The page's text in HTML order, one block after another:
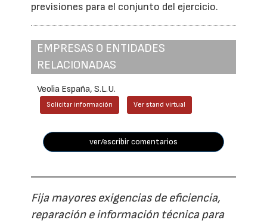
previsiones para el conjunto del ejercicio.
EMPRESAS O ENTIDADES
RELACIONADAS
Veolia España, S.L.U.
Solicitar información Ver stand virtual
ver/escribir comentarios
Fija mayores exigencias de eficiencia,
reparación e información técnica para